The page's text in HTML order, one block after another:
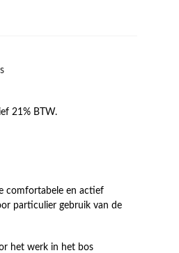
21% BTW.
comfortabele en actief
particulier gebruik van de
het werk in het bos